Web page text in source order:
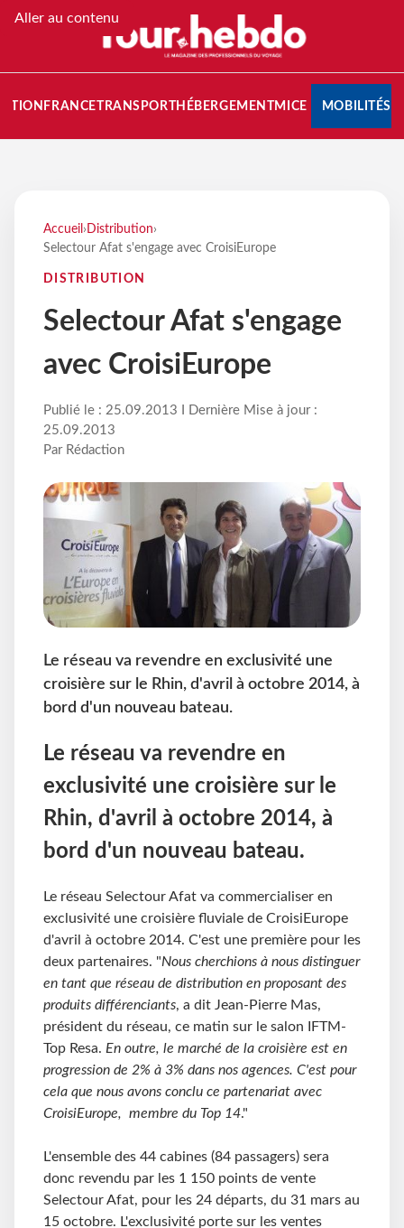
Aller au contenu
FRANCETRANSPORT HÉBERGEMENTMICE MOBILITÉS
Accueil › Distribution›
Selectour Afat s'engage avec CroisiEurope
DISTRIBUTION
Selectour Afat s'engage
avec CroisiEurope
Publié le : 25.09.2013 I Dernière Mise à jour :
25.09.2013
Par Rédaction
Le réseau va revendre en exclusivité une
croisière sur le Rhin, d'avril à octobre 2014, à
bord d'un nouveau bateau.
Le réseau va revendre en
exclusivité une croisière sur le
Rhin, d'avril à octobre 2014, à
bord d'un nouveau bateau.
Le réseau Selectour Afat va commercialiser en
exclusivité une croisière fluviale de CroisiEurope
d'avril à octobre 2014. C'est une première pour les
deux partenaires. "Nous cherchions à nous distinguer
en tant que réseau de distribution en proposant des
produits différenciants, a dit Jean-Pierre Mas,
président du réseau, ce matin sur le salon IFTM-
Top Resa. En outre, le marché de la croisière est en
progression de 2% à 3% dans nos agences. C'est pour
cela que nous avons conclu ce partenariat avec
CroisiEurope, membre du Top 14."
L'ensemble des 44 cabines (84 passagers) sera
donc revendu par les 1 150 points de vente
Selectour Afat, pour les 24 départs, du 31 mars au
15 octobre. L'exclusivité porte sur les ventes